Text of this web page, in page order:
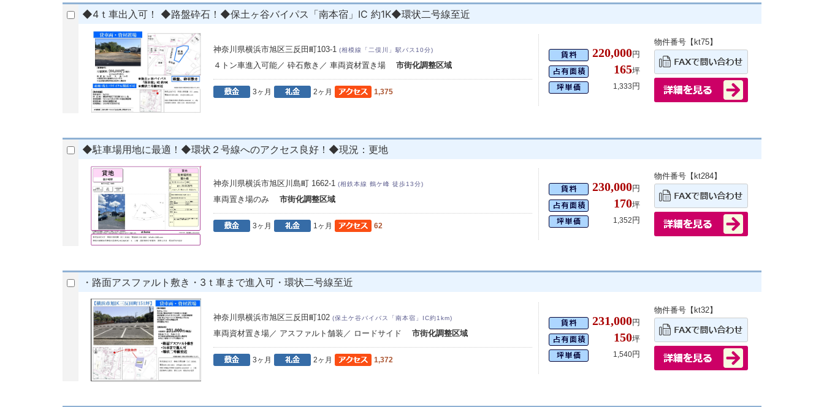
◆4ｔ車出入可！ ◆路盤砕石！◆保土ヶ谷バイパス「南本宿」IC 約1K◆環状二号線至近
神奈川県横浜市旭区三反田町103-1 (相模線「二俣川」駅バス10分)
４トン車進入可能／ 砕石敷き／ 車両資材置き場 市街化調整区域
3ヶ月 2ヶ月 1,375
220,000円
165坪
1,333 円
物件番号【kt75】
◆駐車場用地に最適！◆環状２号線へのアクセス良好！◆現況：更地
神奈川県横浜市旭区川島町 1662-1 (相鉄本線 鶴ケ峰 徒歩13分)
車両置き場のみ 市街化調整区域
3ヶ月 1ヶ月 62
230,000円
170坪
1,352 円
物件番号【kt284】
・路面アスファルト敷き・3ｔ車まで進入可・環状二号線至近
神奈川県横浜市旭区三反田町102 (保土ケ谷バイバス「南本宿」IC約1km)
車両資材置き場／ アスファルト舗装／ ロードサイド 市街化調整区域
3ヶ月 2ヶ月 1,372
231,000円
150坪
1,540円
物件番号【kt32】